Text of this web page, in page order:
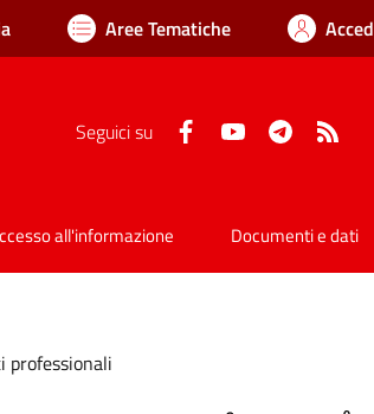
Aree Tematiche
Seguici su FacebookYouTube Telegram
all'informazione Documenti e dati
professionali